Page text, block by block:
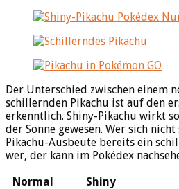
Der Unterschied zwischen einem
schillernden Pikachu ist auf den
erkenntlich. Shiny-Pikachu wirkt
der Sonne gewesen. Wer sich
Pikachu-Ausbeute bereits ein
wer, der kann im Pokédex
Normal
Shiny